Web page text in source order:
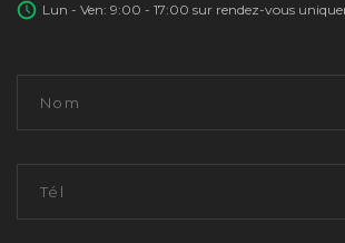
Lun - Ven: 9:00 - 17:00 sur rendez-vous